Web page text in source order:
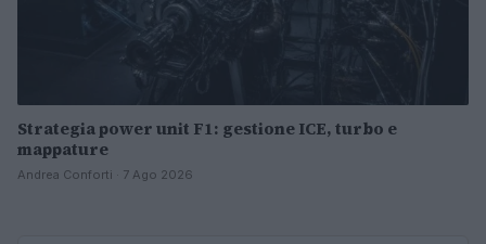
Strategia power unit F1: gestione ICE, turbo e
mappature
Andrea Conforti · 7 Ago 2026